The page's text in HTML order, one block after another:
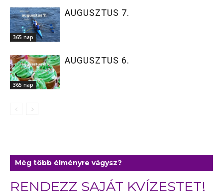
365 nap
AUGUSZTUS 7.
365 nap
AUGUSZTUS 6.
Még több élményre vágysz?
RENDEZZ SAJÁT KVÍZESTET!